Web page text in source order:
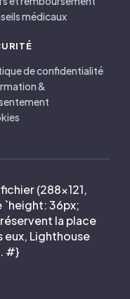
médicaux
de confidentialité
&
(288×121,
`height: 36px;
la place
eux, Lighthouse
#}